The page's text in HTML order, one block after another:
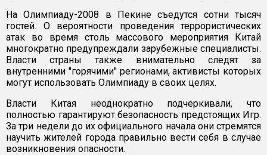
На Олимпиаду-2008 в Пекине съедутся сотни тысяч
гостей. О вероятности проведения террористических
атак во время столь массового мероприятия Китай
многократно предупреждали зарубежные специалисты.
Власти страны также внимательно следят за
внутренними "горячими" регионами, активисты которых
могут использовать Олимпиаду в своих целях.
Власти Китая неоднократно подчеркивали, что
полностью гарантируют безопасность предстоящих Игр.
За три недели до их официального начала они стремятся
научить жителей города правильно вести себя в случае
возникновения опасности.